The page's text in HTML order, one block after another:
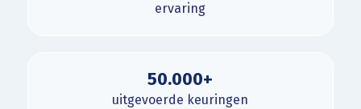
ervaring
50.000+
uitgevoerde keuringen